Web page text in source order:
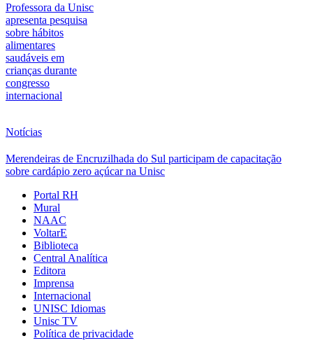
Professora da Unisc
apresenta pesquisa
sobre hábitos
alimentares
saudáveis em
crianças durante
congresso
internacional
Notícias
Merendeiras de Encruzilhada do Sul participam de capacitação
sobre cardápio zero açúcar na Unisc
Portal RH
Mural
NAAC
VoltarE
Biblioteca
Central Analítica
Editora
Imprensa
Internacional
UNISC Idiomas
Unisc TV
Política de privacidade